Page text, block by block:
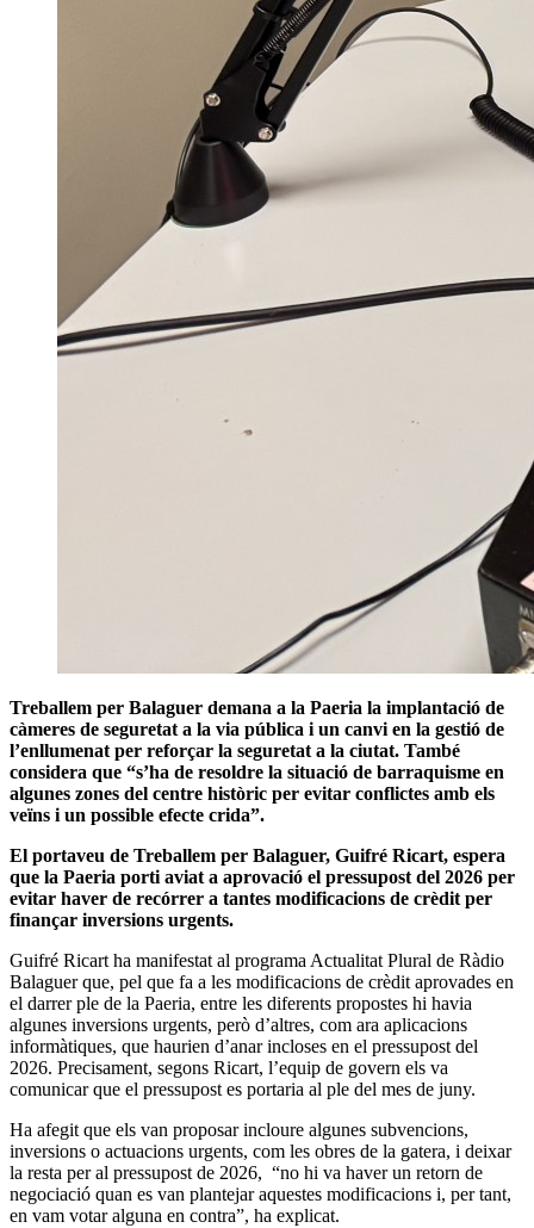
Treballem per Balaguer demana a la Paeria la implantació de
càmeres de seguretat a la via pública i un canvi en la gestió de
l’enllumenat per reforçar la seguretat a la ciutat. També
considera que “s’ha de resoldre la situació de barraquisme en
algunes zones del centre històric per evitar conflictes amb els
veïns i un possible efecte crida”.
El portaveu de Treballem per Balaguer, Guifré Ricart, espera
que la Paeria porti aviat a aprovació el pressupost del 2026 per
evitar haver de recórrer a tantes modificacions de crèdit per
finançar inversions urgents.
Guifré Ricart ha manifestat al programa Actualitat Plural de Ràdio
Balaguer que, pel que fa a les modificacions de crèdit aprovades en
el darrer ple de la Paeria, entre les diferents propostes hi havia
algunes inversions urgents, però d’altres, com ara aplicacions
informàtiques, que haurien d’anar incloses en el pressupost del
2026. Precisament, segons Ricart, l’equip de govern els va
comunicar que el pressupost es portaria al ple del mes de juny.
Ha afegit que els van proposar incloure algunes subvencions,
inversions o actuacions urgents, com les obres de la gatera, i deixar
la resta per al pressupost de 2026, “no hi va haver un retorn de
negociació quan es van plantejar aquestes modificacions i, per tant,
en vam votar alguna en contra”, ha explicat.